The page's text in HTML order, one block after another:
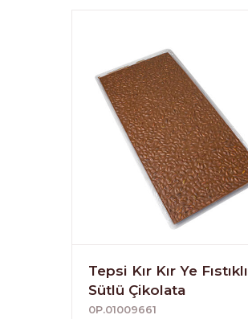
Tepsi Kır Kır Ye Fıstıklı
Sütlü Çikolata
0P.01009661